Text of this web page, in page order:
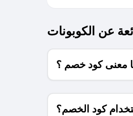
عن الكوبونات
معنى كود خصم ؟
كود الخصم؟